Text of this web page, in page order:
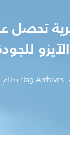
الآيزو
Tag Archives: نظام إدارة الجودة